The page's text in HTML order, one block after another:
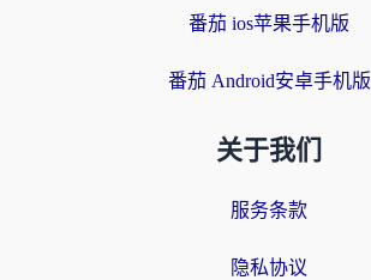
番茄 ios苹果手机版
番茄 Android安卓手机版
关于我们
服务条款
隐私协议